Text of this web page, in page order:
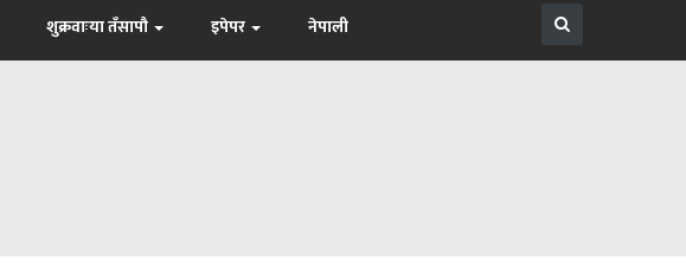
शुक्रवाःया तँसापौ इपेपर नेपाली